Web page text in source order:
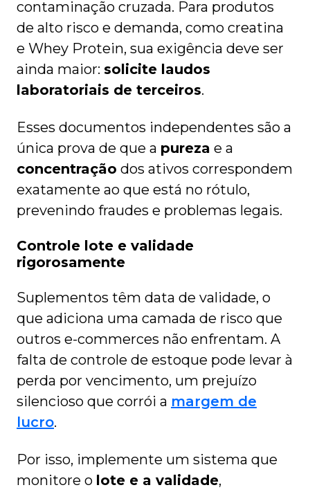
contaminação cruzada. Para produtos
de alto risco e demanda, como creatina
e Whey Protein, sua exigência deve ser
ainda maior: solicite laudos
laboratoriais de terceiros.
Esses documentos independentes são a
única prova de que a pureza e a
concentração dos ativos correspondem
exatamente ao que está no rótulo,
prevenindo fraudes e problemas legais.
Controle lote e validade
rigorosamente
Suplementos têm data de validade, o
que adiciona uma camada de risco que
outros e-commerces não enfrentam. A
falta de controle de estoque pode levar à
perda por vencimento, um prejuízo
silencioso que corrói a margem de
lucro.
Por isso, implemente um sistema que
monitore o lote e a validade,